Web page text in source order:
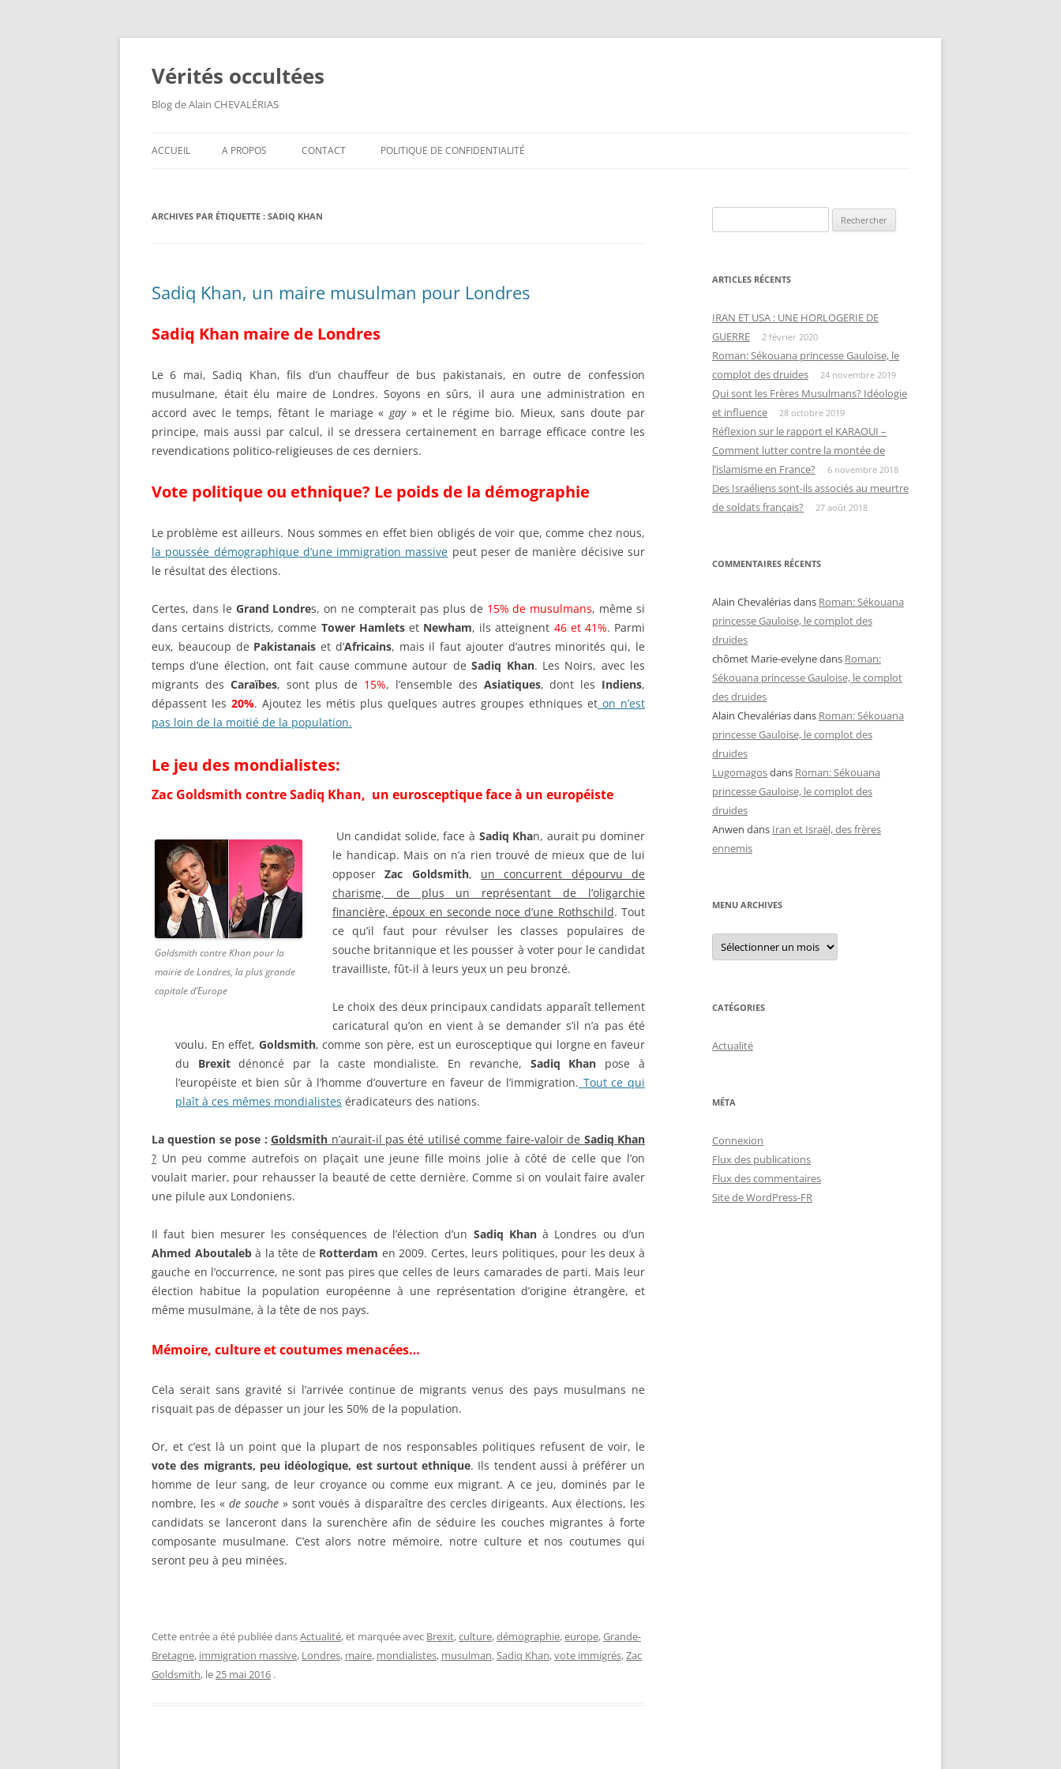
Aller
contenu
Vérités occultées
Blog de Alain CHEVALÉRIAS
ACCUEIL A PROPOS CONTACT POLITIQUE DE CONFIDENTIALITÉ
ARCHIVES PAR ÉTIQUETTE : SADIQ KHAN
Sadiq Khan, un maire musulman pour Londres
Sadiq Khan maire de Londres
Le 6 mai, Sadiq Khan, fils d’un chauffeur de bus pakistanais, en outre de confession
musulmane, était élu maire de Londres. Soyons en sûrs, il aura une administration en
accord avec le temps, fêtant le mariage «gay» et le régime bio. Mieux, sans doute par
principe, mais aussi par calcul, il se dressera certainement en barrage efficace contre les
revendications politico-religieuses de ces derniers.
Vote politique ou ethnique? Le poids de la démographie
Le problème est ailleurs. Nous sommes en effet bien obligés de voir que, comme chez nous,
la poussée démographique d’une immigration massive peut peser de manière décisive sur
le résultat des élections.
Certes, dans le Grand Londres, on ne compterait pas plus de 15% de musulmans, même si
dans certains districts, comme Tower Hamletset Newham, ils atteignent 46 et 41%. Parmi
eux, beaucoup de Pakistanais et d’Africains, mais il faut ajouter d’autres minorités qui, le
temps d’une élection, ont fait cause commune autour deSadiq Khan. Les Noirs, avec les
migrants des Caraïbes, sont plus de 15%, l’ensemble des Asiatiques, dont les Indiens,
dépassent les 20%. Ajoutez les métis plus quelques autres groupes ethniques et on n’est
pas loin de la moitié de la population.
Le jeu des mondialistes:
Zac Goldsmith contre Sadiq Khan, un eurosceptique face à un européiste
Goldsmith contre Khan pour la
mairie de Londres, la plus grande
capitale d’Europe
Un candidat solide, face à Sadiq Khan, aurait pu dominer
le handicap. Mais on n’a rien trouvé de mieux que de lui
opposer Zac Goldsmith, un concurrent dépourvu de
charisme, de plus un représentant de l’oligarchie
financière, époux en seconde noce d’une Rothschild. Tout
ce qu’il faut pour révulser les classes populaires de
souche britannique et les pousser à voter pour le candidat
travailliste, fût-il à leurs yeux un peu bronzé.
Le choix des deux principaux candidats apparaît tellement
caricatural qu’on en vient à se demander s’il n’a pas été
voulu. En effet, Goldsmith, comme son père, est un eurosceptique qui lorgne en faveur
du Brexitdénoncé par la caste mondialiste. En revanche, Sadiq Khan pose à
l’européiste et bien sûr à l’homme d’ouverture en faveur de l’immigration. Tout ce qui
plaît à ces mêmes mondialistes éradicateurs des nations.
La question se pose : Goldsmith n’aurait-il pas été utilisé comme faire-valoir de Sadiq Khan
? Un peu comme autrefois on plaçait une jeune fille moins jolie à côté de celle que l’on
voulait marier, pour rehausser la beauté de cette dernière. Comme si on voulait faire avaler
une pilule aux Londoniens.
Il faut bien mesurer les conséquences de l’élection d’un Sadiq Khanà Londres ou d’un
Ahmed Aboutalebà la tête de Rotterdam en 2009. Certes, leurs politiques, pour les deux à
gauche en l’occurrence, ne sont pas pires que celles de leurs camarades de parti. Mais leur
élection habitue la population européenne à une représentation d’origine étrangère, et
même musulmane, à la tête de nos pays.
Mémoire, culture et coutumes menacées…
Cela serait sans gravité si l’arrivée continue de migrants venus des pays musulmans ne
risquait pas de dépasser un jour les 50% de la population.
Or, et c’est là un point que la plupart de nos responsables politiques refusent de voir, le
vote des migrants, peu idéologique, est surtout ethnique. Ils tendent aussi à préférer un
homme de leur sang, de leur croyance ou comme eux migrant. A ce jeu, dominés par le
nombre, les «de souche » sont voués à disparaître des cercles dirigeants. Aux élections, les
candidats se lanceront dans la surenchère afin de séduire les couches migrantes à forte
composante musulmane. C’est alors notre mémoire, notre culture et nos coutumes qui
seront peu à peu minées.
Cette entrée a été publiée dansActualité, et marquée avec Brexit,culture,démographie,europe,Grande-
Bretagne, immigration massive, Londres, maire, mondialistes, musulman,Sadiq Khan,vote immigrés,Zac
Goldsmith, le25 mai 2016 .
ARTICLES RÉCENTS
IRAN ET USA : UNE HORLOGERIE DE
GUERRE
2 février 2020
Roman: Sékouana princesse Gauloise, le
complot des druides
24 novembre 2019
Qui sont les Frères Musulmans? Idéologie
et influence
28 octobre 2019
Réflexion sur le rapport el KARAOUI –
Comment lutter contre la montée de
l’islamisme en France?
6 novembre 2018
Des Israéliens sont-ils associés au meurtre
de soldats français?
27 août 2018
COMMENTAIRES RÉCENTS
Alain Chevalériasdans Roman: Sékouana
princesse Gauloise, le complot des
druides
chômet Marie-evelynedans Roman:
Sékouana princesse Gauloise, le complot
des druides
Alain Chevalériasdans Roman: Sékouana
princesse Gauloise, le complot des
druides
Lugomagosdans Roman: Sékouana
princesse Gauloise, le complot des
druides
Anwen dans Iran et Israël, des frères
ennemis
MENU ARCHIVES
Menu
archives
CATÉGORIES
Actualité
MÉTA
Connexion
Flux des publications
Flux des commentaires
Site de WordPress-FR